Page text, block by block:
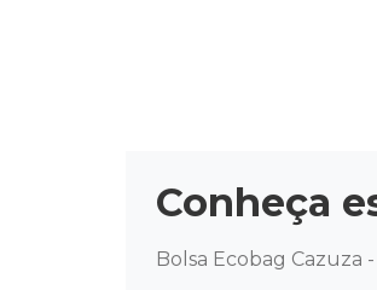
Conheça
Bolsa Ecobag Cazuza